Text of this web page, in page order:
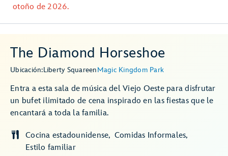
The Diamond Horseshoe
Ubicación:Liberty SquareenMagic Kingdom Park
Entra a esta sala de música del Viejo Oeste para disfrutar
un bufet ilimitado de cena inspirado en las fiestas que le
encantará a toda la familia.
Cocina estadounidense
Comidas Informales
Estilo familiar
otoño de 2026.